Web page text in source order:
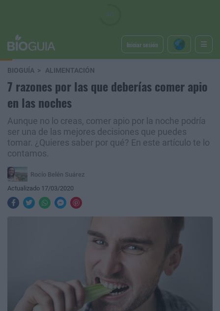
Iniciar sesión
BIOGUÍA ALIMENTACIÓN
7 razones por las que deberías comer apio
en las noches
Aunque no lo creas, comer apio por la noche podría
ser una de las mejores decisiones que puedes
tomar. ¿Quieres saber por qué? En este artículo te lo
contamos.
Rocío Belén Suárez
Actualizado 17/03/2020